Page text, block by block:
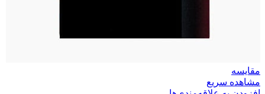
مقایسه
مشاهده سریع